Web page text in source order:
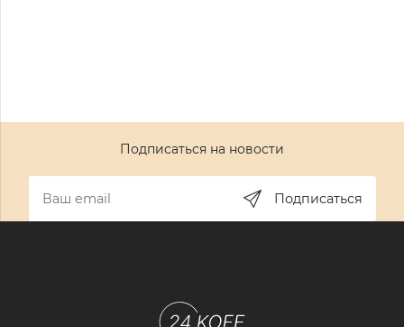
Подписаться на новости
Подписаться